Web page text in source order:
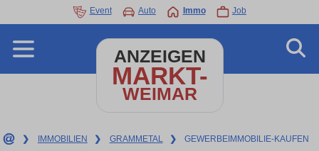
Event Auto Immo Job
ANZEIGEN
MARKT-
WEIMAR
❯ IMMOBILIEN ❯ GRAMMETAL ❯ GEWERBEIMMOBILIE-KAUFEN